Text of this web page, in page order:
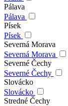
Pálava
Pálava
Písek
Písek
Severná Morava
Severná Morava
Severné Čechy
Severné Čechy
Slovácko
Slovácko
Stredné Čechy